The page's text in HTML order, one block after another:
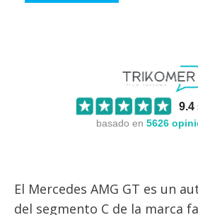
9.4
basado en 5626
El Mercedes AMG GT es un
del segmento C de la marca